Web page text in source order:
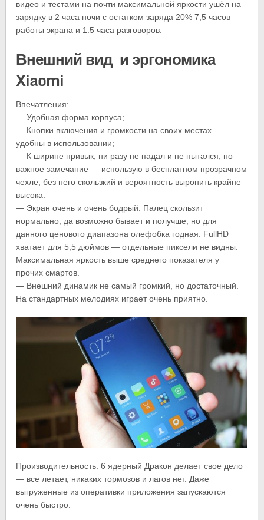
видео и тестами на почти максимальной яркости ушёл на
зарядку в 2 часа ночи с остатком заряда 20% 7,5 часов
работы экрана и 1.5 часа разговоров.
Внешний вид и эргономика
Xiaomi
Впечатления:
— Удобная форма корпуса;
— Кнопки включения и громкости на своих местах —
удобны в использовании;
— К ширине привык, ни разу не падал и не пытался, но
важное замечание — использую в бесплатном прозрачном
чехле, без него скользкий и вероятность выронить крайне
высока.
— Экран очень и очень бодрый. Палец скользит
нормально, да возможно бывает и получше, но для
данного ценового диапазона олефобка годная. FullHD
хватает для 5,5 дюймов — отдельные пиксели не видны.
Максимальная яркость выше среднего показателя у
прочих смартов.
— Внешний динамик не самый громкий, но достаточный.
На стандартных мелодиях играет очень приятно.
Производительность: 6 ядерный Дракон делает свое дело
— все летает, никаких тормозов и лагов нет. Даже
выгруженные из оперативки приложения запускаются
очень быстро.